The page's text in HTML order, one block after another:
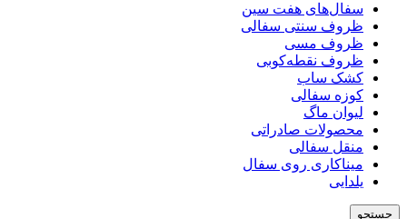
سفال‌های هفت‌ سین
ظروف سنتی سفالی
ظروف مسی
ظروف نقطه‌کوبی
کشک ساب
کوزه سفالی
لیوان ماگ
محصولات صادراتی
منقل سفالی
میناکاری روی سفال
یلدایی
جستجو